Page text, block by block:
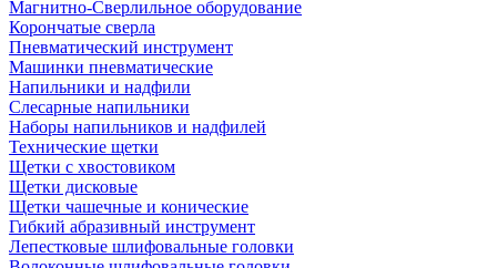
Магнитно-Сверлильное оборудование
Корончатые сверла
Пневматический инструмент
Машинки пневматические
Напильники и надфили
Слесарные напильники
Наборы напильников и надфилей
Технические щетки
Щетки с хвостовиком
Щетки дисковые
Щетки чашечные и конические
Гибкий абразивный инструмент
Лепестковые шлифовальные головки